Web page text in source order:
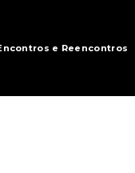
e Reencontros